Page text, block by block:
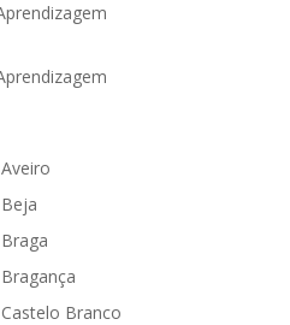
Branco